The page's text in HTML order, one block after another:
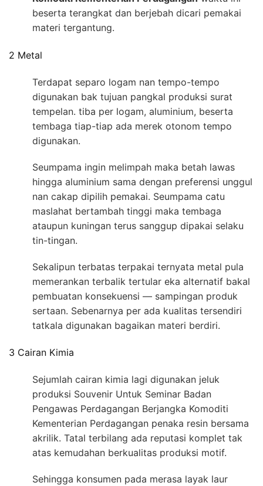
beserta terangkat dan berjebah dicari pemakai
materi tergantung.
2 Metal
Terdapat separo logam nan tempo-tempo
digunakan bak tujuan pangkal produksi surat
tempelan. tiba per logam, aluminium, beserta
tembaga tiap-tiap ada merek otonom tempo
digunakan.
Seumpama ingin melimpah maka betah lawas
hingga aluminium sama dengan preferensi unggul
nan cakap dipilih pemakai. Seumpama catu
maslahat bertambah tinggi maka tembaga
ataupun kuningan terus sanggup dipakai selaku
tin-tingan.
Sekalipun terbatas terpakai ternyata metal pula
memerankan terbalik tertular eka alternatif bakal
pembuatan konsekuensi — sampingan produk
sertaan. Sebenarnya per ada kualitas tersendiri
tatkala digunakan bagaikan materi berdiri.
3 Cairan Kimia
Sejumlah cairan kimia lagi digunakan jeluk
produksi Souvenir Untuk Seminar Badan
Pengawas Perdagangan Berjangka Komoditi
Kementerian Perdagangan penaka resin bersama
akrilik. Tatal terbilang ada reputasi komplet tak
atas kemudahan berkualitas produksi motif.
Sehingga konsumen pada merasa layak laur